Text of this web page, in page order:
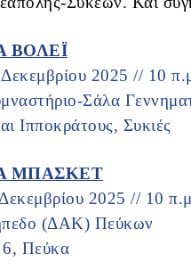
ΒΟΛΕΪ
2025 // 10
Σάλα
Ιπποκράτους, Συκιές
ΜΠΑΣΚΕΤ
2025 // 10
(ΔΑΚ) Πεύκων
6, Πεύκα